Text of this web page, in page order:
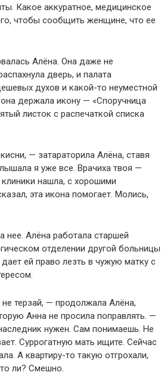
Какое аккуратное, медицинское
чтобы сообщить женщине, что ее
Алёна. Она даже не
дверь, и палата
духов и какой-то неуместной
держала икону — «Споручница
листок с распечаткой списка
— затараторила Алёна, ставя
я уже все. Врачиха твоя —
клиники нашла, с хорошими
эта икона помогает. Молись,
нее. Алёна работала старшей
отделении другой больницы
ей право лезть в чужую матку с
терзай, — продолжала Алёна,
Анна не просила поправлять. —
нужен. Сам понимаешь. Не
Суррогатную мать ищите. Сейчас
А квартиру-то такую отгрохали,
ли? Смешно.